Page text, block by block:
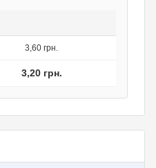
3,60 грн.
3,20 грн.